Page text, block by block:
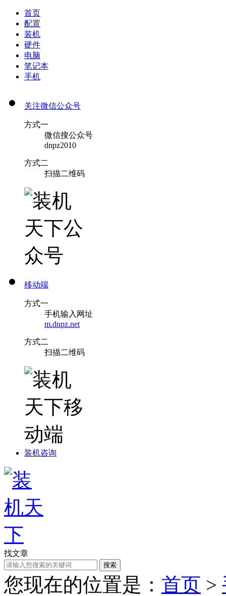
首页
配置
装机
硬件
电脑
笔记本
手机
关注微信公众号
方式一
微信搜公众号
dnpz2010
方式二
扫描二维码
移动端
方式一
手机输入网址
m.dnpz.net
方式二
扫描二维码
装机咨询
找文章
搜索
您现在的位置是： 首页 >